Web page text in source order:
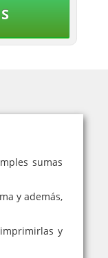
sumas
y además,
y